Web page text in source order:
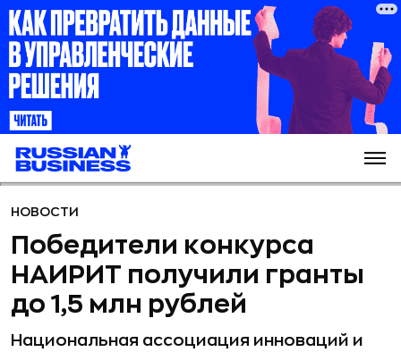
НОВОСТИ
Победители конкурса
НАИРИТ получили гранты
до 1,5 млн рублей
Национальная ассоциация инноваций и